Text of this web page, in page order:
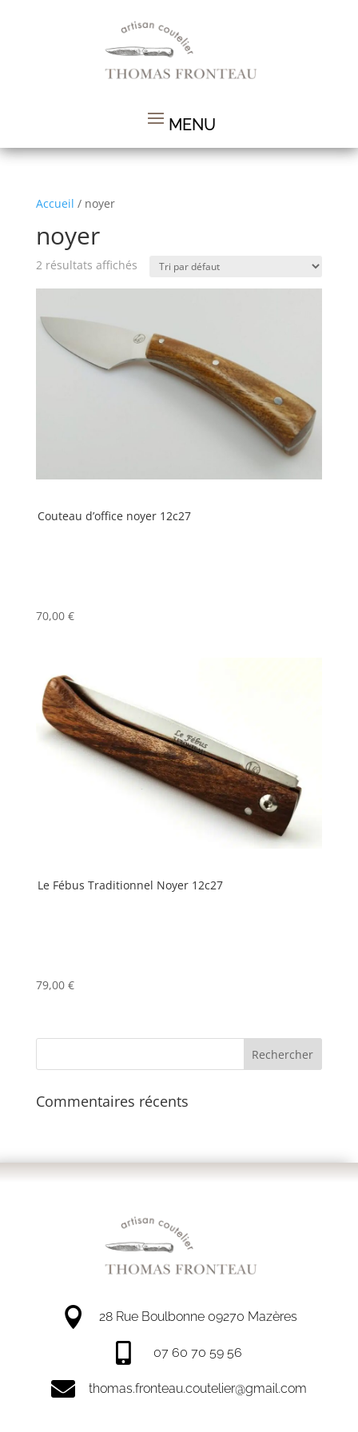
Accueil / noyer
noyer
2 résultats affichés
Couteau d’office noyer 12c27
70,00 €
Le Fébus Traditionnel Noyer 12c27
79,00 €
Commentaires récents
 28 Rue Boulbonne 09270 Mazères
 07 60 70 59 56
 thomas.fronteau.coutelier@gmail.com